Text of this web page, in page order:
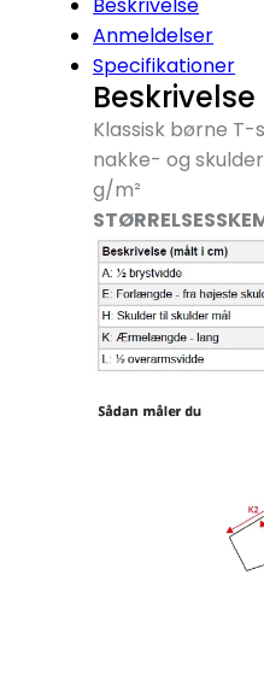
Anmeldelser
Specifikationer
Beskrivelse
Klassisk børne
nakke- og
g/m²